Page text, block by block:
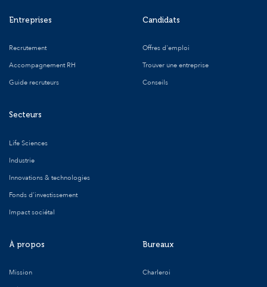
Entreprises
Recrutement
Accompagnement RH
Guide recruteurs
Secteurs
Life Sciences
Industrie
Innovations & technologies
Fonds d'investissement
Impact sociétal
Candidats
Offres d'emploi
Trouver une entreprise
Conseils
À propos
Mission
Bureaux
Charleroi